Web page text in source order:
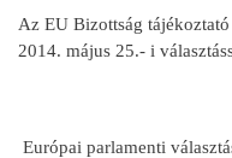
Az EU Bizottság
2014. május 25.- i
Európai parlamenti